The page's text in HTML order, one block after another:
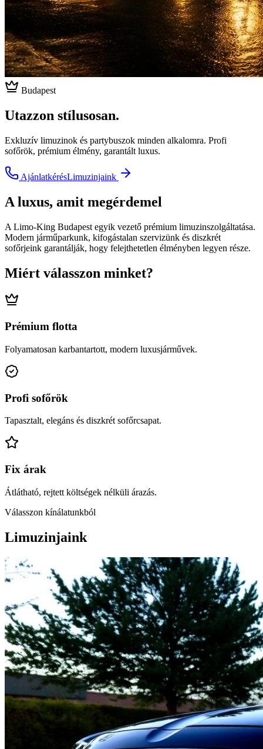
Budapest
Utazzon stílusosan.
Exkluzív limuzinok és partybuszok minden alkalomra. Profi
sofőrök, prémium élmény, garantált luxus.
AjánlatkérésLimuzinjaink
A luxus, amit megérdemel
A Limo-King Budapest egyik vezető prémium limuzinszolgáltatása.
Modern járműparkunk, kifogástalan szervizünk és diszkrét
sofőrjeink garantálják, hogy felejthetetlen élményben legyen része.
Miért válasszon minket?
Prémium flotta
Folyamatosan karbantartott, modern luxusjárművek.
Profi sofőrök
Tapasztalt, elegáns és diszkrét sofőrcsapat.
Fix árak
Átlátható, rejtett költségek nélküli árazás.
Válasszon kínálatunkból
Limuzinjaink